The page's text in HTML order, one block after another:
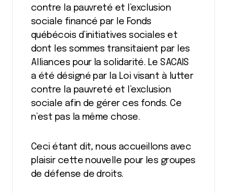
contre la pauvreté et l’exclusion
sociale financé par le Fonds
québécois d’initiatives sociales et
dont les sommes transitaient par les
Alliances pour la solidarité. Le SACAIS
a été désigné par la Loi visant à lutter
contre la pauvreté et l’exclusion
sociale afin de gérer ces fonds. Ce
n’est pas la même chose.
Ceci étant dit, nous accueillons avec
plaisir cette nouvelle pour les groupes
de défense de droits.